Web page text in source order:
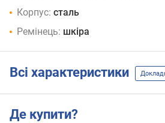
Корпус: сталь
Ремінець: шкіра
Всі характеристики
Де купити?